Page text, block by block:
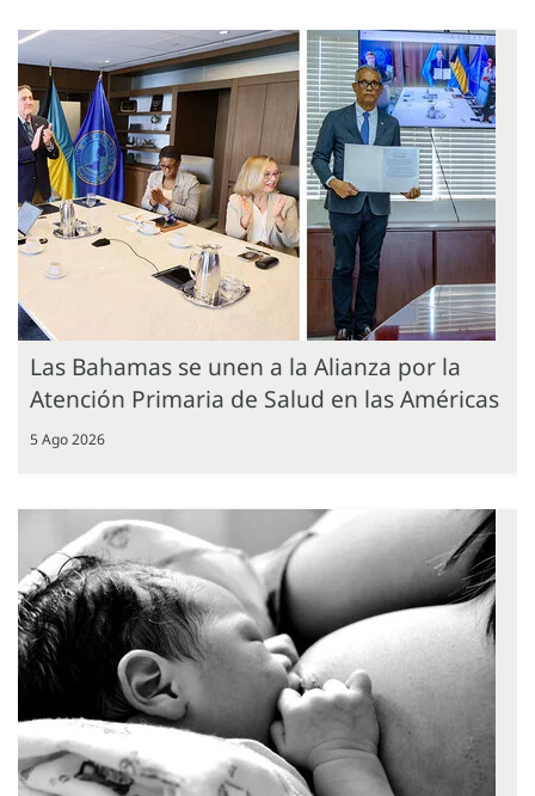
Las Bahamas se unen a la Alianza por la
Atención Primaria de Salud en las Américas
5 Ago 2026